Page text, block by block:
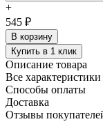
+
545 ₽
В корзину
Купить в 1 клик
Описание товара
Все характеристики
Способы оплаты
Доставка
Отзывы